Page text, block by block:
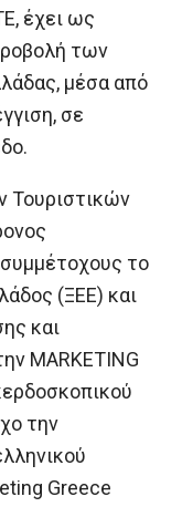
έχει ως
των
μέσα από
σε
Τουριστικών
το
(ΞΕΕ) και
και
MARKETING
την
Greece